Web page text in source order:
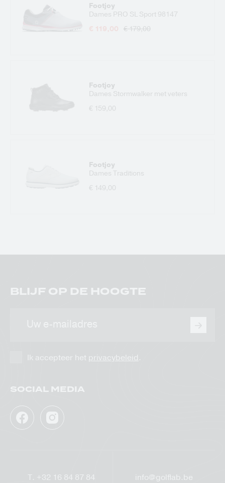
Footjoy
Dames PRO SL Sport 98147
€ 179,00
Footjoy
Dames Stormwalker met veters
€ 159,00
Footjoy
Dames Traditions
€ 149,00
BLIJF OP DE HOOGTE
Ik accepteer het privacybeleid.
SOCIAL MEDIA
Facebook
GolfLab
Instagram
GolfLab
T. +32 16 84 87 84 info@golflab.be